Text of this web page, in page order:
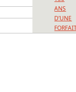
ANS
D’UNE